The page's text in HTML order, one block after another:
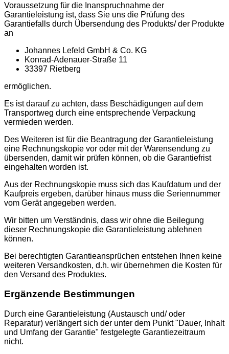
Voraussetzung für die Inanspruchnahme der
Garantieleistung ist, dass Sie uns die Prüfung des
Garantiefalls durch Übersendung des Produkts/ der Produkte
an
Johannes Lefeld GmbH & Co. KG
Konrad-Adenauer-Straße 11
33397 Rietberg
ermöglichen.
Es ist darauf zu achten, dass Beschädigungen auf dem
Transportweg durch eine entsprechende Verpackung
vermieden werden.
Des Weiteren ist für die Beantragung der Garantieleistung
eine Rechnungskopie vor oder mit der Warensendung zu
übersenden, damit wir prüfen können, ob die Garantiefrist
eingehalten worden ist.
Aus der Rechnungskopie muss sich das Kaufdatum und der
Kaufpreis ergeben, darüber hinaus muss die Seriennummer
vom Gerät angegeben werden.
Wir bitten um Verständnis, dass wir ohne die Beilegung
dieser Rechnungskopie die Garantieleistung ablehnen
können.
Bei berechtigten Garantieansprüchen entstehen Ihnen keine
weiteren Versandkosten, d.h. wir übernehmen die Kosten für
den Versand des Produktes.
Ergänzende Bestimmungen
Durch eine Garantieleistung (Austausch und/ oder
Reparatur) verlängert sich der unter dem Punkt "Dauer, Inhalt
und Umfang der Garantie" festgelegte Garantiezeitraum
nicht.